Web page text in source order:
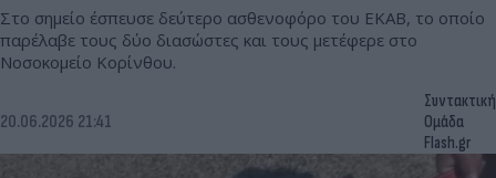
Στο σημείο έσπευσε δεύτερο ασθενοφόρο του ΕΚΑΒ, το οποίο
παρέλαβε τους δύο διασώστες και τους μετέφερε στο
Νοσοκομείο Κορίνθου.
20.06.2026 21:41
Συντακτική
Ομάδα
Flash.gr